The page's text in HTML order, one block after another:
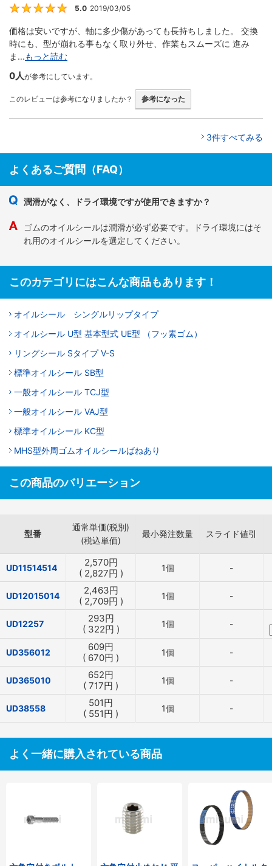
5
5.0 2019/03/05
価格は安いですが、軸に多少傷があっても長持ちしました。 交換
時にも、型が崩れる事もなく取り外せ、作業もスムーズに 進み
ま...もっと読む
0人が参考にしています。
このレビューは参考になりましたか？ 参考になった
3件すべてみる
よくあるご質問（FAQ）
潤滑がなく、ドライ環境ですが使用できますか？
ゴムのオイルシールは潤滑が必ず必要です。ドライ環境にはそ
れ用のオイルシールを選定してください。
このカテゴリにはこんな商品もあります！
オイルシール シングルリップタイプ
オイルシール U型 基本型式 UE型 （フッ素ゴム）
リングシール Sタイプ V-S
標準オイルシール SB型
一般オイルシール TCJ型
一般オイルシール VAJ型
標準オイルシール KC型
MHS型外周ゴムオイルシールばねあり
この商品のバリエーション
型番
通常単価(税別)
(税込単価)
最小発注数量 スライド値引
UD11514514 2,570円
( 2,827円 ) 1個 -
UD12015014 2,463円
( 2,709円 ) 1個 -
UD12257 293円
( 322円 ) 1個 -
UD356012 609円
( 670円 ) 1個 -
UD365010 652円
( 717円 ) 1個 -
UD38558 501円
( 551円 ) 1個 -
よく一緒に購入されている商品